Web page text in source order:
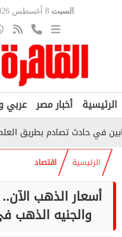
السبت 8 أغسطس 2026
الرئيسية أخبار مصر عربي
الرئيسية اقتصاد
أسعار الذهب
والجنيه الذهب